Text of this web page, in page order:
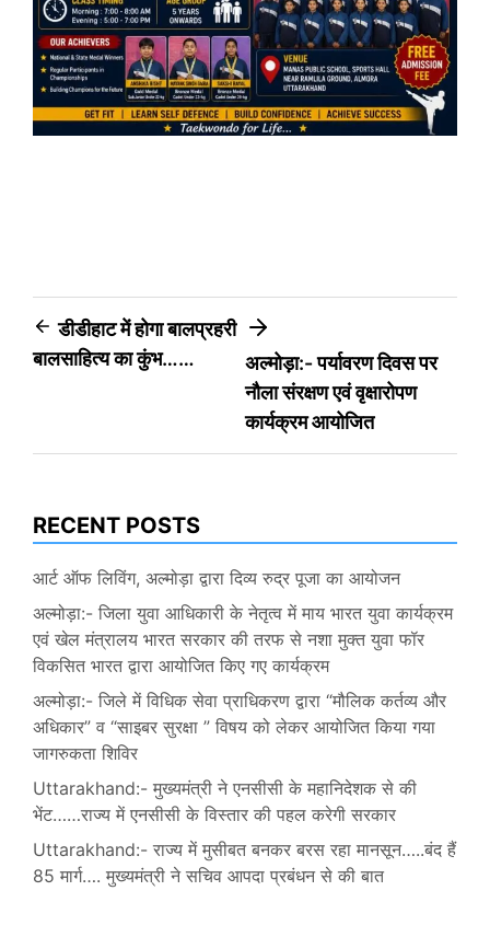
Post
navigation
डीडीहाट में होगा बालप्रहरी
बालसाहित्य का कुंभ……
अल्मोड़ा:- पर्यावरण दिवस पर
नौला संरक्षण एवं वृक्षारोपण
कार्यक्रम आयोजित
RECENT POSTS
आर्ट ऑफ लिविंग, अल्मोड़ा द्वारा दिव्य रुद्र पूजा का आयोजन
अल्मोड़ा:- जिला युवा आधिकारी के नेतृत्व में माय भारत युवा कार्यक्रम
एवं खेल मंत्रालय भारत सरकार की तरफ से नशा मुक्त युवा फॉर
विकसित भारत द्वारा आयोजित किए गए कार्यक्रम
अल्मोड़ा:- जिले में विधिक सेवा प्राधिकरण द्वारा “मौलिक कर्तव्य और
अधिकार” व “साइबर सुरक्षा ” विषय को लेकर आयोजित किया गया
जागरुकता शिविर
Uttarakhand:- मुख्यमंत्री ने एनसीसी के महानिदेशक से की
भेंट……राज्य में एनसीसी के विस्तार की पहल करेगी सरकार
Uttarakhand:- राज्य में मुसीबत बनकर बरस रहा मानसून…..बंद हैं
85 मार्ग…. मुख्यमंत्री ने सचिव आपदा प्रबंधन से की बात